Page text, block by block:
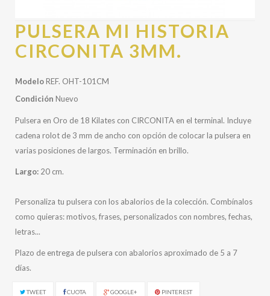
PULSERA MI HISTORIA
CIRCONITA 3MM.
ModeloREF. OHT-101CM
Condición Nuevo
Pulsera en Oro de 18 Kilates con CIRCONITA en el terminal. Incluye
cadena rolot de 3 mm de ancho con opción de colocar la pulsera en
varias posiciones de largos. Terminación en brillo.
Largo: 20 cm.
Personaliza tu pulsera con los abalorios de la colección. Combínalos
como quieras: motivos, frases, personalizados con nombres, fechas,
letras...
Plazo de entrega de pulsera con abalorios aproximado de 5 a 7
días.
TWEET CUOTA GOOGLE+ PINTEREST